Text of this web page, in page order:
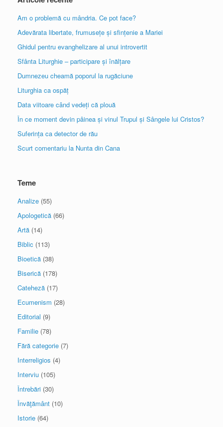
Am o problemă cu mândria. Ce pot face?
Adevărata libertate, frumusețe și sfințenie a Mariei
Ghidul pentru evanghelizare al unui introvertit
Sfânta Liturghie – participare și înălțare
Dumnezeu cheamă poporul la rugăciune
Liturghia ca ospăț
Data viitoare când vedeți că plouă
În ce moment devin pâinea și vinul Trupul și Sângele lui Cristos?
Suferința ca detector de rău
Scurt comentariu la Nunta din Cana
Teme
Analize (55)
Apologetică (66)
Artă (14)
Biblic (113)
Bioetică (38)
Biserică (178)
Cateheză (17)
Ecumenism (28)
Editorial (9)
Familie (78)
Fără categorie (7)
Interreligios (4)
Interviu (105)
Întrebări (30)
Învăţământ (10)
Istorie (64)